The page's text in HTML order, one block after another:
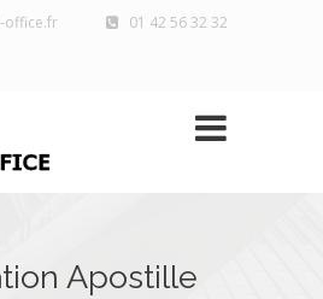
office.fr 01 42 56 32 32
Apostille